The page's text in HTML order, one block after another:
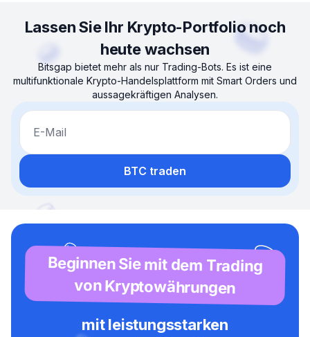
Lassen Sie Ihr Krypto-Portfolio noch
heute wachsen
Bitsgap bietet mehr als nur Trading-Bots. Es ist eine
multifunktionale Krypto-Handelsplattform mit Smart Orders und
aussagekräftigen Analysen.
E-Mail
BTC traden
Beginnen Sie mit dem Trading
von Kryptowährungen
mit leistungsstarken